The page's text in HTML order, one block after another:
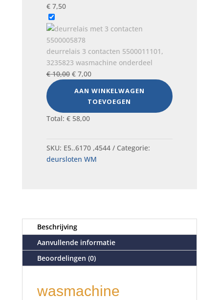
€7,50
deurrelais 3 contacten 5500011101,
3235823 wasmachine onderdeel
€10,00 Oorspronkelijke
was:
€ 10,00.
€7,00Huidige
is:
€ 7,00.
AAN WINKELWAGEN
TOEVOEGEN
Total: €58,00
SKU: E5..6170 ,4544
Categorie:
deursloten WM
Beschrijving
Aanvullende informatie
Beoordelingen (0)
wasmachine